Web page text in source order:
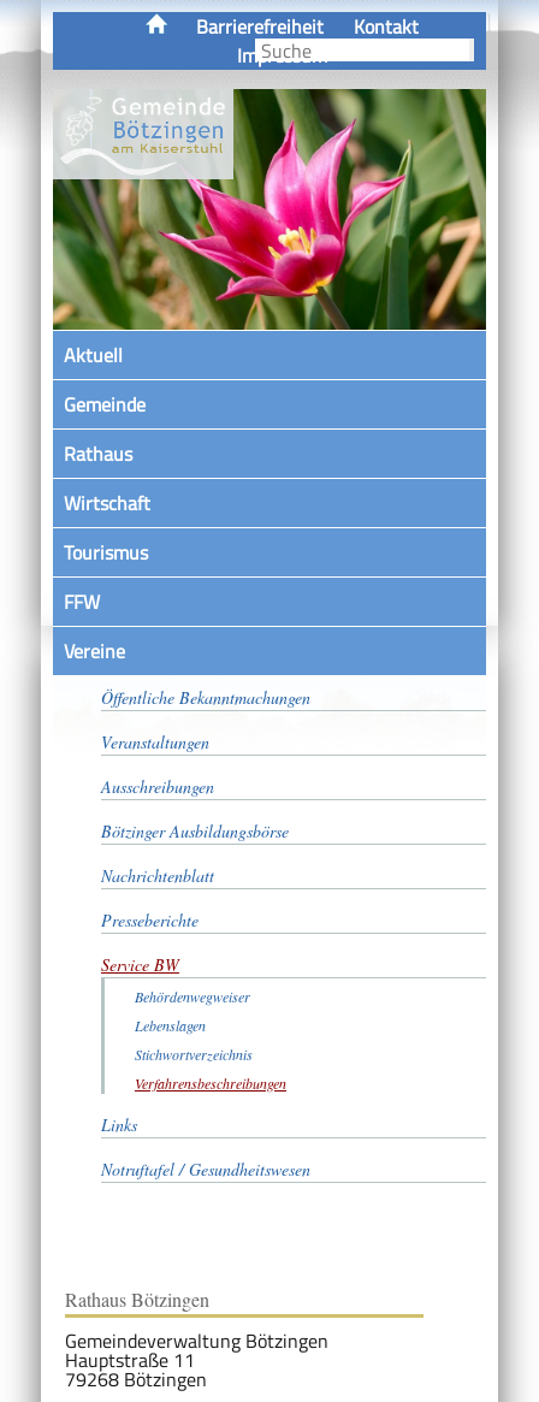
Barrierefreiheit
Kontakt
Impressum
Aktuell
Gemeinde
Rathaus
Wirtschaft
Tourismus
FFW
VereineSatzungen
Öffentliche Bekanntmachungen
Veranstaltungen
Ausschreibungen
Bötzinger Ausbildungsbörse
Nachrichtenblatt
Presseberichte
Service BW
Behördenwegweiser
Lebenslagen
Stichwortverzeichnis
Verfahrensbeschreibungen
Links
Notruftafel / Gesundheitswesen
Rathaus Bötzingen
Gemeindeverwaltung Bötzingen
Hauptstraße 11
79268 Bötzingen